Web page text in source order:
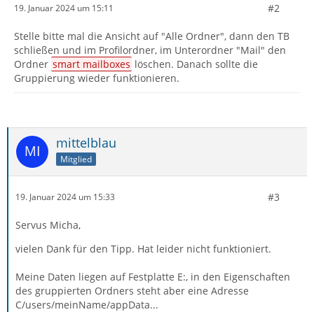
19. Januar 2024 um 15:11 #2
Stelle bitte mal die Ansicht auf "Alle Ordner", dann den TB
schließen und im Profilordner, im Unterordner "Mail" den
Ordner smart mailboxes löschen. Danach sollte die
Gruppierung wieder funktionieren.
mittelblau
Mitglied
19. Januar 2024 um 15:33 #3
Servus Micha,
vielen Dank für den Tipp. Hat leider nicht funktioniert.
Meine Daten liegen auf Festplatte E:, in den Eigenschaften
des gruppierten Ordners steht aber eine Adresse
C/users/meinName/appData...